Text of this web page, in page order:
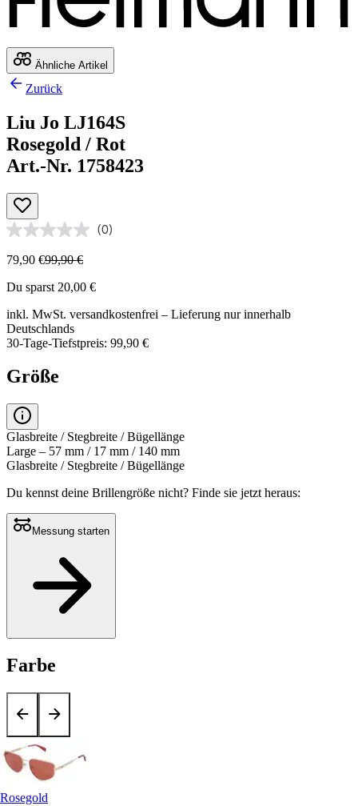
Ähnliche Artikel
Zurück
Liu Jo LJ164S
Rosegold / Rot
Art.-Nr. 1758423
(0)
79,90 €99,90 €
Du sparst 20,00 €
inkl. MwSt. versandkostenfrei – Lieferung nur innerhalb
Deutschlands
30-Tage-Tiefstpreis: 99,90 €
Größe
Glasbreite / Stegbreite / Bügellänge
Large – 57 mm / 17 mm / 140 mm
Glasbreite / Stegbreite / Bügellänge
Du kennst deine Brillengröße nicht? Finde sie jetzt heraus:
Messung starten
Farbe
Rosegold